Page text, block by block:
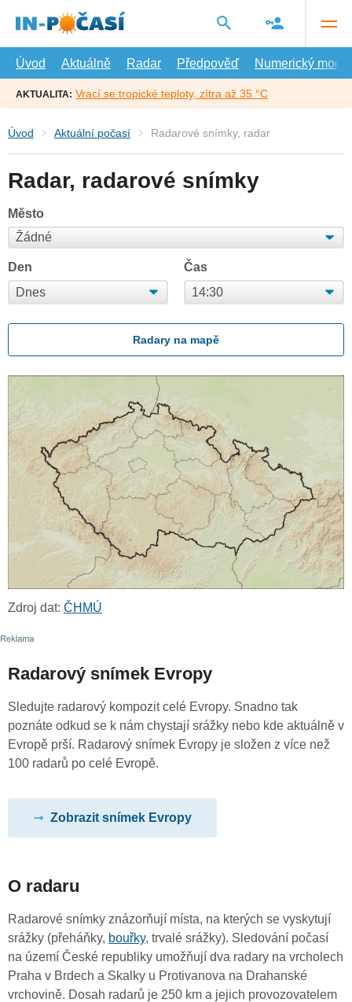
hlavní
Úvod
Aktuálně Radar Předpověď Numerický model
AKTUALITA: Vrací se tropické teploty, zítra až 35 °C
Úvod Aktuální počasí Radarové snímky, radar
Radar, radarové snímky
Město
Den Čas
Radary na mapě
Zdroj dat: ČHMÚ
Radarový snímek Evropy
Sledujte radarový kompozit celé Evropy. Snadno tak
poznáte odkud se k nám chystají srážky nebo kde aktuálně v
Evropě prší. Radarový snímek Evropy je složen z více než
100 radarů po celé Evropě.
Zobrazit snímek Evropy
O radaru
Radarové snímky znázorňují místa, na kterých se vyskytují
srážky (přeháňky, bouřky, trvalé srážky). Sledování počasí
na území České republiky umožňují dva radary na vrcholech
Praha v Brdech a Skalky u Protivanova na Drahanské
vrchovině. Dosah radarů je 250 km a jejich provozovatelem